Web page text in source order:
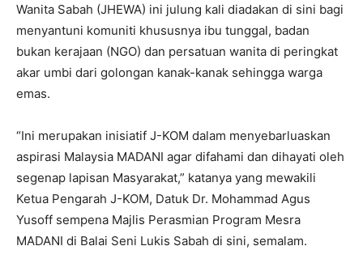
Wanita Sabah (JHEWA) ini julung kali diadakan di sini bagi
menyantuni komuniti khususnya ibu tunggal, badan
bukan kerajaan (NGO) dan persatuan wanita di peringkat
akar umbi dari golongan kanak-kanak sehingga warga
emas.
“Ini merupakan inisiatif J-KOM dalam menyebarluaskan
aspirasi Malaysia MADANI agar difahami dan dihayati oleh
segenap lapisan Masyarakat,” katanya yang mewakili
Ketua Pengarah J-KOM, Datuk Dr. Mohammad Agus
Yusoff sempena Majlis Perasmian Program Mesra
MADANI di Balai Seni Lukis Sabah di sini, semalam.